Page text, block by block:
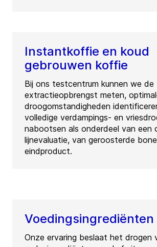
Instantkoffie en koud
gebrouwen koffie
Bij ons testcentrum kunnen we de
extractieopbrengst meten,
droogomstandigheden
volledige verdampings- en
nabootsen als onderdeel van een
lijnevaluatie, van geroosterde
eindproduct.
Voedingsingrediënten
Onze ervaring beslaat het drogen